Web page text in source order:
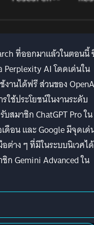
ที่ออกมาแล้วในตอนนี้
AI โดดเด่นใน
งานได้ฟรี ส่วนของ
ใช้ประโยชน์ในงานระดับ
สมาชิก ChatGPT Pro ใน
ดือน และ Google มีจุดเด่
ต่าง ๆ ที่มีในระบบนิเวศได้
ก Gemini Advanced ใน